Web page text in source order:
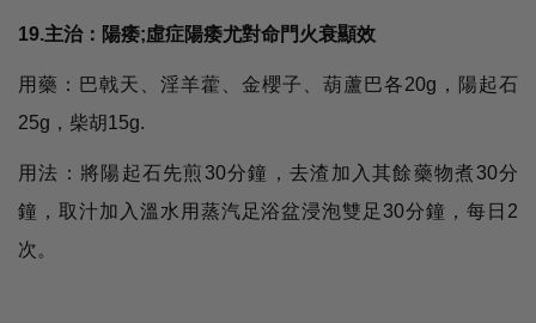
19.主治：陽痿;虛症陽痿尤對命門火衰顯效
用藥：巴戟天、淫羊藿、金櫻子、葫蘆巴各20g，陽起石
25g，柴胡15g.
用法：將陽起石先煎30分鐘，去渣加入其餘藥物煮30分
鐘，取汁加入溫水用蒸汽足浴盆浸泡雙足30分鐘，每日2
次。